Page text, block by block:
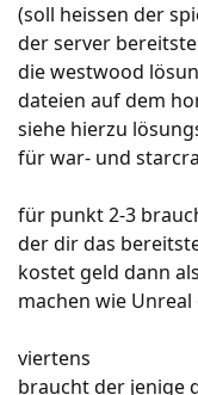
(soll heissen der
der server
die westwood
dateien auf dem
siehe hierzu
für war- und
für punkt 2-3
der dir das
kostet geld dann
machen wie
viertens
braucht der jenige